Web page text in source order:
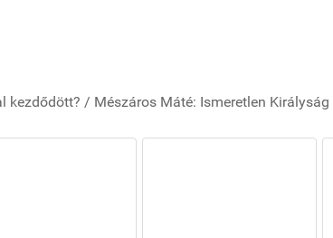
kezdődött? / Mészáros Máté: Ismeretlen Királyság